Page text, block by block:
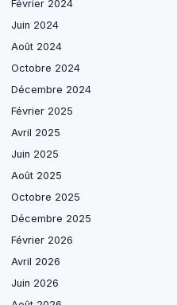
Février 2024
Juin 2024
Août 2024
Octobre 2024
Décembre 2024
Février 2025
Avril 2025
Juin 2025
Août 2025
Octobre 2025
Décembre 2025
Février 2026
Avril 2026
Juin 2026